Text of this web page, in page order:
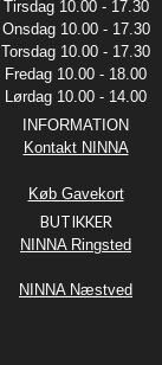
Tirsdag 10.00 - 17.30
Onsdag 10.00 - 17.30
Torsdag 10.00 - 17.30
Fredag 10.00 - 18.00
Lørdag 10.00 - 14.00
INFORMATION
Kontakt NINNA
Køb Gavekort
BUTIKKER
NINNA Ringsted
NINNA Næstved